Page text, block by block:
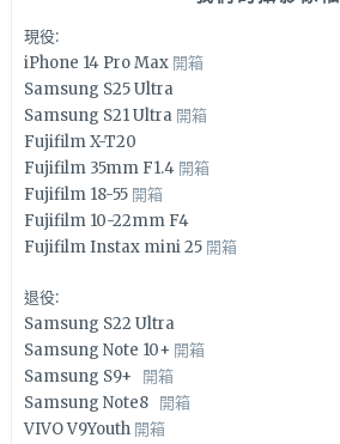
現役:
iPhone 14 Pro Max 開箱
Samsung S25 Ultra
Samsung S21 Ultra 開箱
Fujifilm X-T20
Fujifilm 35mm F1.4 開箱
Fujifilm 18-55 開箱
Fujifilm 10-22mm F4
Fujifilm Instax mini 25 開箱
退役:
Samsung S22 Ultra
Samsung Note 10+ 開箱
Samsung S9+ 開箱
Samsung Note8 開箱
VIVO V9Youth 開箱